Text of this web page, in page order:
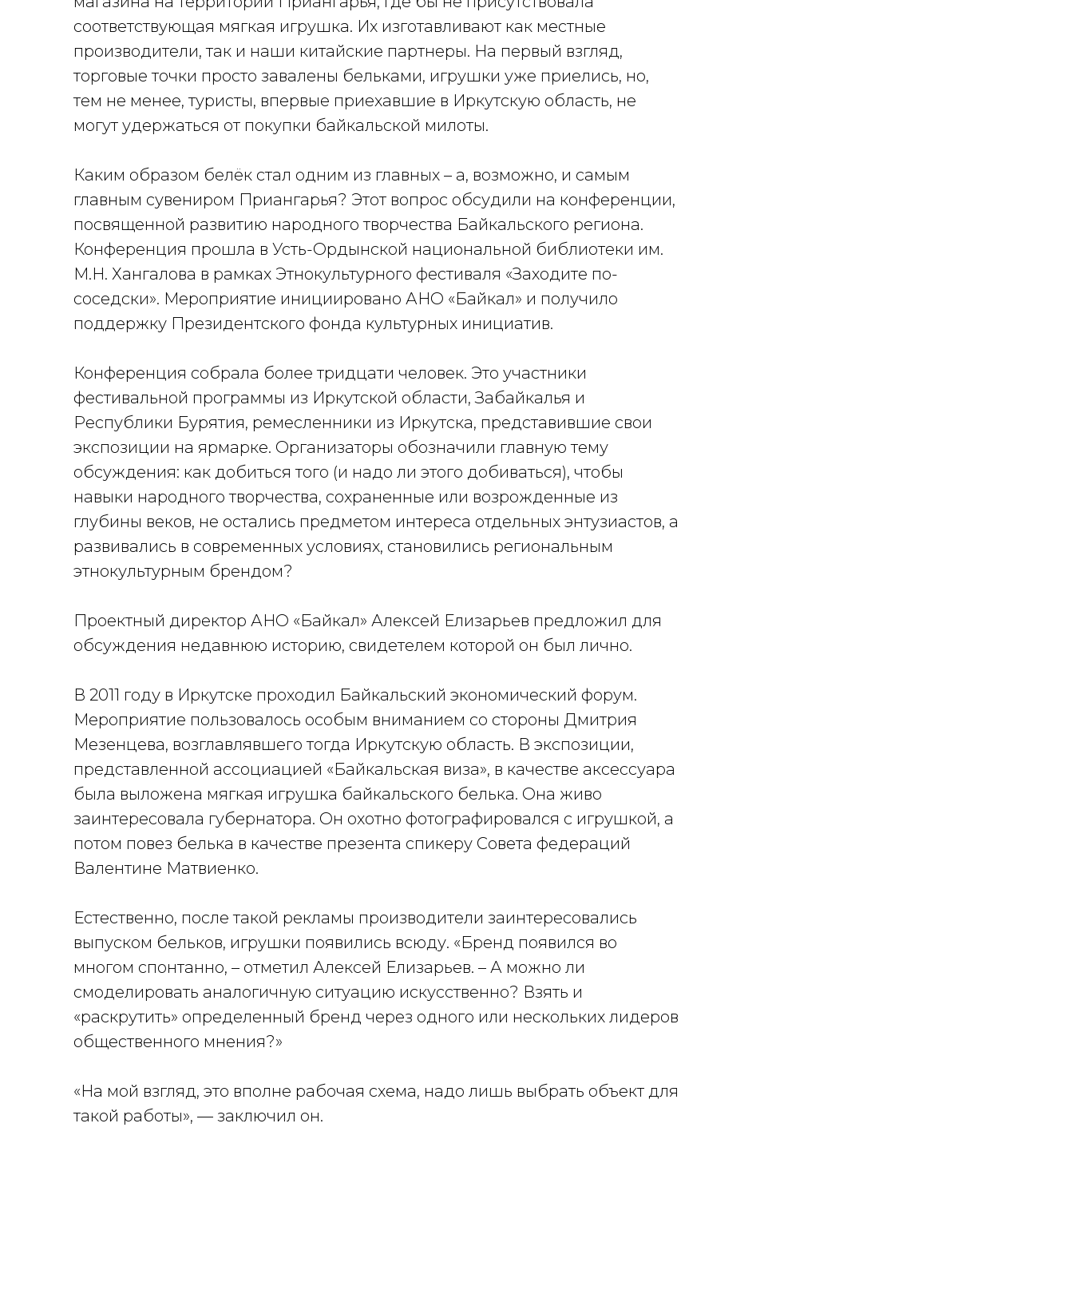
соответствующая мягкая игрушка. Их изготавливают как местные
производители, так и наши китайские партнеры. На первый взгляд,
торговые точки просто завалены бельками, игрушки уже приелись, но,
тем не менее, туристы, впервые приехавшие в Иркутскую область, не
могут удержаться от покупки байкальской милоты.
Каким образом белёк стал одним из главных – а, возможно, и самым
главным сувениром Приангарья? Этот вопрос обсудили на конференции,
посвященной развитию народного творчества Байкальского региона.
Конференция прошла в Усть-Ордынской национальной библиотеки им.
М.Н. Хангалова в рамках Этнокультурного фестиваля «Заходите по-
соседски». Мероприятие инициировано АНО «Байкал» и получило
поддержку Президентского фонда культурных инициатив.
Конференция собрала более тридцати человек. Это участники
фестивальной программы из Иркутской области, Забайкалья и
Республики Бурятия, ремесленники из Иркутска, представившие свои
экспозиции на ярмарке. Организаторы обозначили главную тему
обсуждения: как добиться того (и надо ли этого добиваться), чтобы
навыки народного творчества, сохраненные или возрожденные из
глубины веков, не остались предметом интереса отдельных энтузиастов, а
развивались в современных условиях, становились региональным
этнокультурным брендом?
Проектный директор АНО «Байкал» Алексей Елизарьев предложил для
обсуждения недавнюю историю, свидетелем которой он был лично.
В 2011 году в Иркутске проходил Байкальский экономический форум.
Мероприятие пользовалось особым вниманием со стороны Дмитрия
Мезенцева, возглавлявшего тогда Иркутскую область. В экспозиции,
представленной ассоциацией «Байкальская виза», в качестве аксессуара
была выложена мягкая игрушка байкальского белька. Она живо
заинтересовала губернатора. Он охотно фотографировался с игрушкой, а
потом повез белька в качестве презента спикеру Совета федераций
Валентине Матвиенко.
Естественно, после такой рекламы производители заинтересовались
выпуском бельков, игрушки появились всюду. «Бренд появился во
многом спонтанно, – отметил Алексей Елизарьев. – А можно ли
смоделировать аналогичную ситуацию искусственно? Взять и
«раскрутить» определенный бренд через одного или нескольких лидеров
общественного мнения?»
«На мой взгляд, это вполне рабочая схема, надо лишь выбрать объект для
такой работы», — заключил он.